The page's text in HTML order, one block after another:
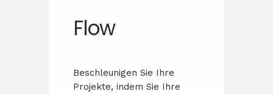
Flow
Beschleunigen Sie Ihre
Projekte, indem Sie Ihre